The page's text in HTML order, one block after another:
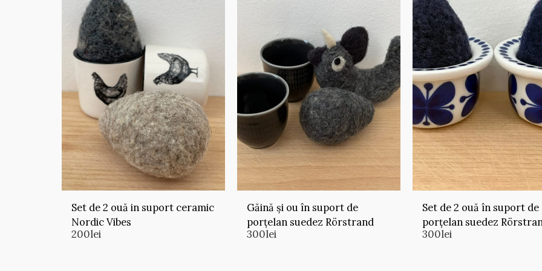
Set de 2 ouă in suport ceramic
Nordic Vibes
200lei
Găină și ou în suport de
porțelan suedez Rörstrand
300lei
Set de 2 ouă în suport de
porțelan suedez
300lei